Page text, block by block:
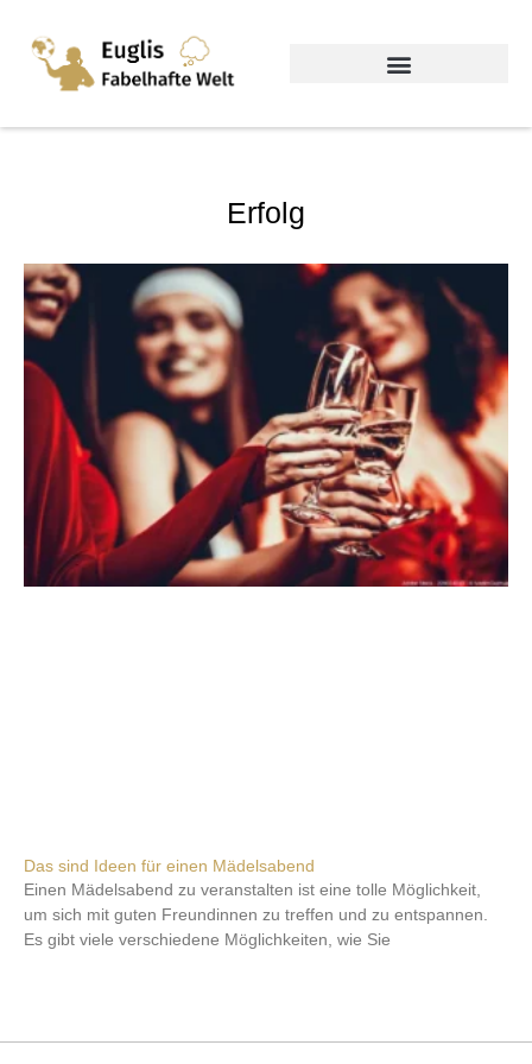
Erfolg
Das sind Ideen für einen Mädelsabend
Einen Mädelsabend zu veranstalten ist eine tolle Möglichkeit,
um sich mit guten Freundinnen zu treffen und zu entspannen.
Es gibt viele verschiedene Möglichkeiten, wie Sie